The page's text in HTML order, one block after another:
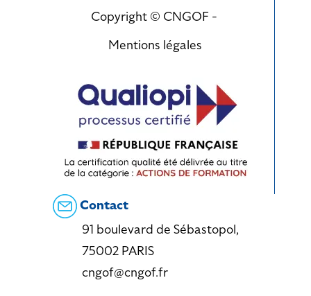
Copyright © CNGOF -
Mentions légales
Contact
91 boulevard de Sébastopol,
75002 PARIS
cngof@cngof.fr